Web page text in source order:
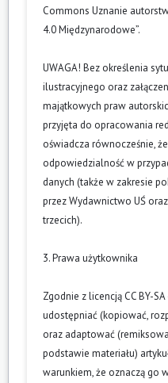
Commons Uznanie
4.0 Międzynarodowe”.
UWAGA! Bez określenia
ilustracyjnego oraz
majątkowych praw
przyjęta do opracowania
oświadcza równocześnie,
odpowiedzialność w
danych (także w zakresie
przez Wydawnictwo UŚ
trzecich).
3. Prawa użytkownika
Zgodnie z licencją CC BY-
udostępniać (kopiować,
oraz adaptować
podstawie materiału)
warunkiem, że oznaczą go